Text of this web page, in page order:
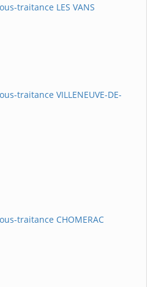
traitance LES VANS
traitance VILLENEUVE-DE-
traitance CHOMERAC